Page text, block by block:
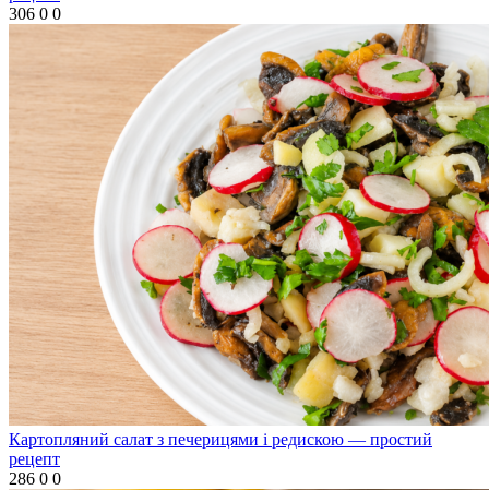
306 0 0
Картопляний салат з печерицями і редискою — простий
рецепт
286 0 0